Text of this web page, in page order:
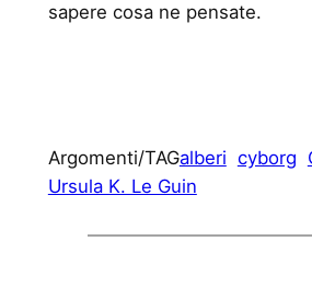
sapere cosa ne pensate.
Argomenti/TAGalberi cyborg
Ursula K. Le Guin